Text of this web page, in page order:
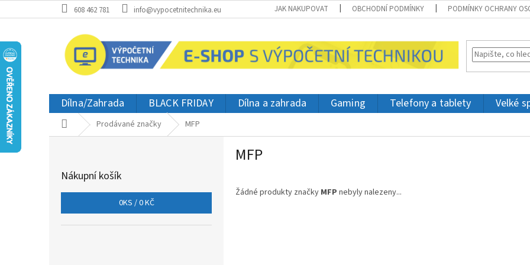
na
608 462 781 info@vypocetnitechnika.eu JAK NAKUPOVAT OBCHODNÍ PODMÍNKY PODMÍNKY OCHRANY
Dílna/Zahrada BLACK FRIDAY Dílna a zahrada Gaming Telefony a tablety Velké
Domů Prodávané značky MFP
Nákupní košík
0KS /0 KČ
MFP
Žádné produkty značky MFP nebyly nalezeny...